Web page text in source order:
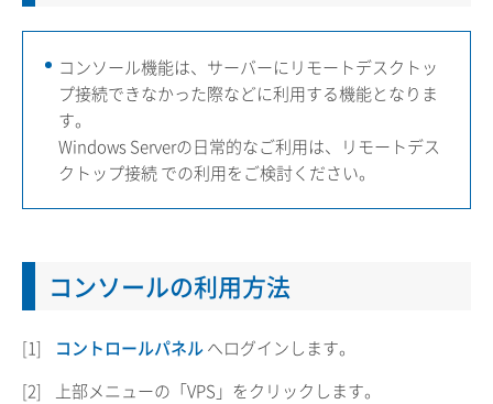
コンソール機能は、サーバーにリモートデスクトッ
プ接続できなかった際などに利用する機能となりま
す。
Windows Serverの日常的なご利用は、
リモートデス
クトップ接続での利用をご検討ください。
コンソールの利用方法
[1] コントロールパネルへログインします。
[2]
上部メニューの「VPS」をクリックします。